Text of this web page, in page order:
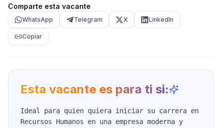
Comparte esta vacante
WhatsApp Telegram X LinkedIn
Copiar
Esta vacante es para ti si:
Ideal para quien quiera iniciar su carrera en
Recursos Humanos en una empresa moderna y